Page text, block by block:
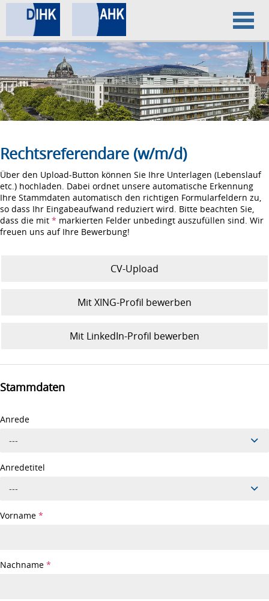
Home
Datenschutz
Impressum
Rechtsreferendare (w/m/d)
Über den Upload-Button können Sie Ihre Unterlagen (Lebenslauf
etc.) hochladen. Dabei ordnet unsere automatische Erkennung
Ihre Stammdaten automatisch den richtigen Formularfeldern zu,
so dass Ihr Eingabeaufwand reduziert wird. Bitte beachten Sie,
dass die mit * markierten Felder unbedingt auszufüllen sind. Wir
freuen uns auf Ihre Bewerbung!
CV-Upload
Mit XING-Profil bewerben
Mit LinkedIn-Profil bewerben
Stammdaten
Anrede
---
Anredetitel
---
Vorname *
Nachname *